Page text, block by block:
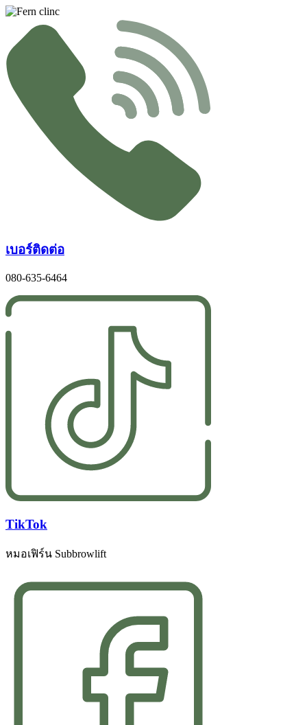
Skip
content
เบอร์ติดต่อ
080-635-6464
TikTok
หมอเฟิร์น Subbrowlift